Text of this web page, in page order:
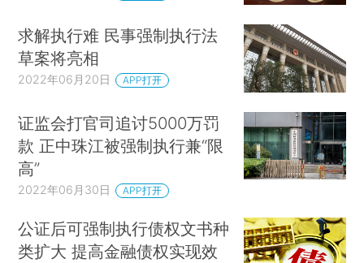
求解执行难 民事强制执行法
草案将亮相
2022年06月20日 APP打开
证监会打官司追讨5000万罚
款 正中珠江被强制执行兼“限
高”
2022年06月30日 APP打开
公证后可强制执行债权文书种
类扩大 提高金融债权实现效